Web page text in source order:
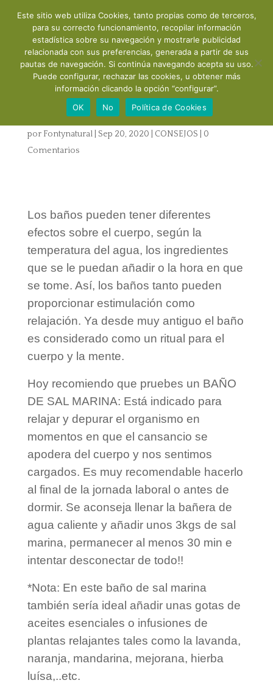
El ritual de un baño
relajante:
por Fontynatural| Sep 20, 2020 CONSEJOS
0
Comentarios
Los baños pueden tener diferentes
efectos sobre el cuerpo, según la
temperatura del agua, los ingredientes
que se le puedan añadir o la hora en que
se tome. Así, los baños tanto pueden
proporcionar estimulación como
relajación. Ya desde muy antiguo el baño
es considerado como un ritual para el
cuerpo y la mente.
Hoy recomiendo que pruebes un BAÑO
DE SAL MARINA: Está indicado para
relajar y depurar el organismo en
momentos en que el cansancio se
apodera del cuerpo y nos sentimos
cargados. Es muy recomendable hacerlo
al final de la jornada laboral o antes de
dormir. Se aconseja llenar la bañera de
agua caliente y añadir unos 3kgs de sal
marina, permanecer al menos 30 min e
intentar desconectar de todo!!
*Nota: En este baño de sal marina
también sería ideal añadir unas gotas de
aceites esenciales o infusiones de
plantas relajantes tales como la lavanda,
naranja, mandarina, mejorana, hierba
luísa,..etc.
Este sitio web utiliza Cookies, tanto propias como de terceros,
para su correcto funcionamiento, recopilar información
estadística sobre su navegación y mostrarle publicidad
relacionada con sus preferencias, generada a partir de sus
pautas de navegación. Si continúa navegando acepta su uso.
Puede configurar, rechazar las cookies, u obtener más
información clicando la opción “configurar”.
OK
No Política de Cookies